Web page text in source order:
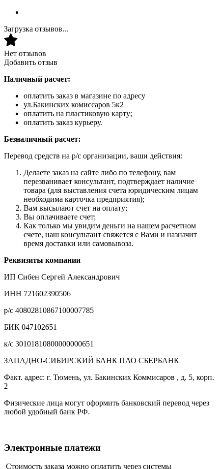
Загрузка отзывов...
Нет отзывов
Добавить отзыв
Наличный расчет:
оплатить заказ в магазине по адресу
ул.Бакинских комиссаров 5к2
оплатить на пластиковую карту;
оплатить заказ курьеру.
Безналичный расчет:
Перевод средств на р/с организации, ваши действия:
Делаете заказ на сайте либо по телефону, вам
перезванивает консультант, подтверждает наличие
товара (для выставления счета юридическим лицам
необходима карточка предприятия);
Вам высылают счет на оплату;
Вы оплачиваете счет;
Как только мы увидим деньги на нашем расчетном
счете, наш консультант свяжется с Вами и назначит
время доставки или самовывоза.
Реквизиты компании
ИП Сибен Сергей Александрович
ИНН 721602390506
р/с 40802810867100007785
БИК 047102651
к/с 30101810800000000651
ЗАПАДНО-СИБИРСКИЙ БАНК ПАО СБЕРБАНК
Факт. адрес: г. Тюмень, ул. Бакинских Коммисаров , д. 5, корп.
2
Физические лица могут оформить банковский перевод через
любой удобный банк РФ.
Электронные платежи
Стоимость заказа можно оплатить через системы